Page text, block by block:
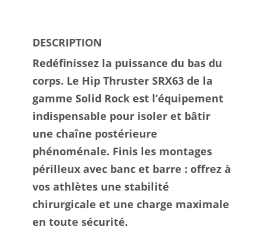
DESCRIPTION
Redéfinissez la puissance du bas du
corps. Le Hip Thruster SRX63 de la
gamme Solid Rock est l’équipement
indispensable pour isoler et bâtir
une chaîne postérieure
phénoménale. Finis les montages
périlleux avec banc et barre : offrez à
vos athlètes une stabilité
chirurgicale et une charge maximale
en toute sécurité.